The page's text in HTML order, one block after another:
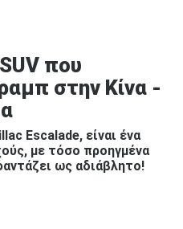
το!
που
στην Κίνα -
Escalade, είναι ένα
με τόσο προηγμένα
ως αδιάβλητο!